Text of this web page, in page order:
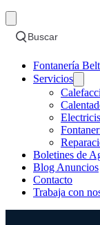
Buscar
Fontanería
Servicios
Boletines de
Blog Anuncios
Contacto
Trabaja con